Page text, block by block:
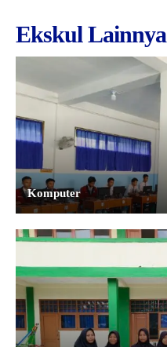
Ekskul Lainnya
Komputer